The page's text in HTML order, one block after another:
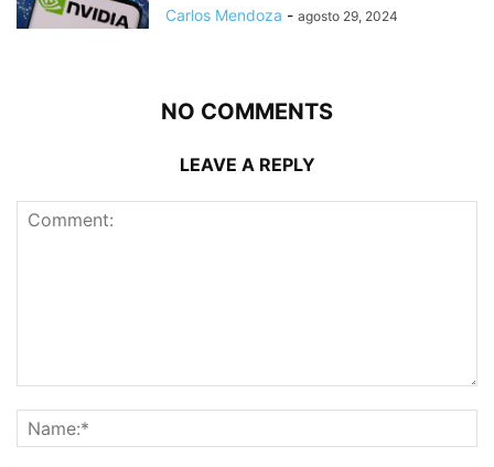
Carlos Mendoza - agosto 29, 2024
NO COMMENTS
LEAVE A REPLY